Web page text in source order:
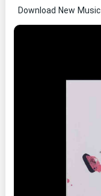
Download New Music